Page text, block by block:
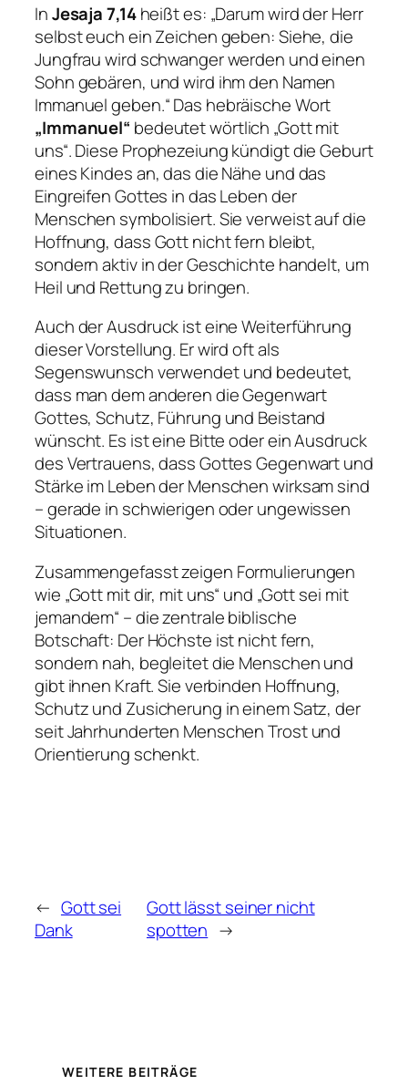
InJesaja 7,14heißt es: „Darum wird der Herr
selbst euch ein Zeichen geben: Siehe, die
Jungfrau wird schwanger werden und einen
Sohn gebären, und wird ihm den Namen
Immanuel geben.“ Das hebräische Wort
„Immanuel“ bedeutet wörtlich „Gott mit
uns“. Diese Prophezeiung kündigt die Geburt
eines Kindes an, das die Nähe und das
Eingreifen Gottes in das Leben der
Menschen symbolisiert. Sie verweist auf die
Hoffnung, dass Gott nicht fern bleibt,
sondern aktiv in der Geschichte handelt, um
Heil und Rettung zu bringen.
Auch der Ausdruck ist eine Weiterführung
dieser Vorstellung. Er wird oft als
Segenswunsch verwendet und bedeutet,
dass man dem anderen die Gegenwart
Gottes, Schutz, Führung und Beistand
wünscht. Es ist eine Bitte oder ein Ausdruck
des Vertrauens, dass Gottes Gegenwart und
Stärke im Leben der Menschen wirksam sind
– gerade in schwierigen oder ungewissen
Situationen.
Zusammengefasst zeigen Formulierungen
wie „Gott mit dir, mit uns“ und „Gott sei mit
jemandem“ – die zentrale biblische
Botschaft: Der Höchste ist nicht fern,
sondern nah, begleitet die Menschen und
gibt ihnen Kraft. Sie verbinden Hoffnung,
Schutz und Zusicherung in einem Satz, der
seit Jahrhunderten Menschen Trost und
Orientierung schenkt.
← Gott sei
Dank
Gott lässt seiner nicht
spotten →
WEITERE BEITRÄGE